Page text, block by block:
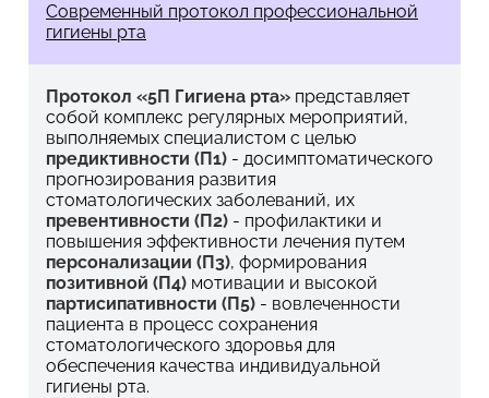
Современный протокол профессиональной
гигиены рта
Протокол «5П Гигиена рта» представляет
собой комплекс регулярных мероприятий,
выполняемых специалистом с целью
предиктивности (П1) - досимптоматического
прогнозирования развития
стоматологических заболеваний, их
превентивности (П2) - профилактики и
повышения эффективности лечения путем
персонализации (П3), формирования
позитивной (П4) мотивации и высокой
партисипативности (П5) - вовлеченности
пациента в процесс сохранения
стоматологического здоровья для
обеспечения качества индивидуальной
гигиены рта.